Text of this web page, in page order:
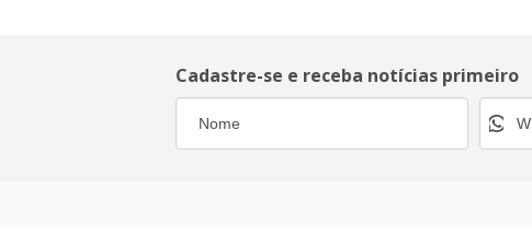
Cadastre-se e receba notícias primeiro